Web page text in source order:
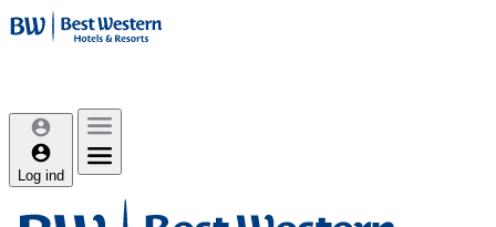
Log ind